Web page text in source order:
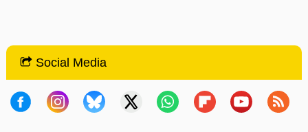
Social Media